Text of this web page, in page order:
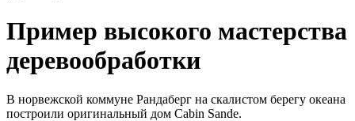
Пример высокого мастерства
деревообработки
В норвежской коммуне Рандаберг на скалистом берегу океана
построили оригинальный дом Cabin Sande.